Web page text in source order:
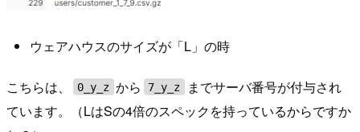
ウェアハウスのサイズが「L」の時
こちらは、 0_y_z から 7_y_z
までサーバ番号が付与され
ています。（LはSの4倍のスペックを持っているからですか